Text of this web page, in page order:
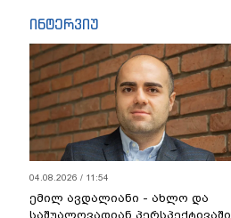
ინტერვიუ
04.08.2026 / 11:54
ემილ ავდალიანი - ახლო და
საშუალოვადიან პერსპექტივაში